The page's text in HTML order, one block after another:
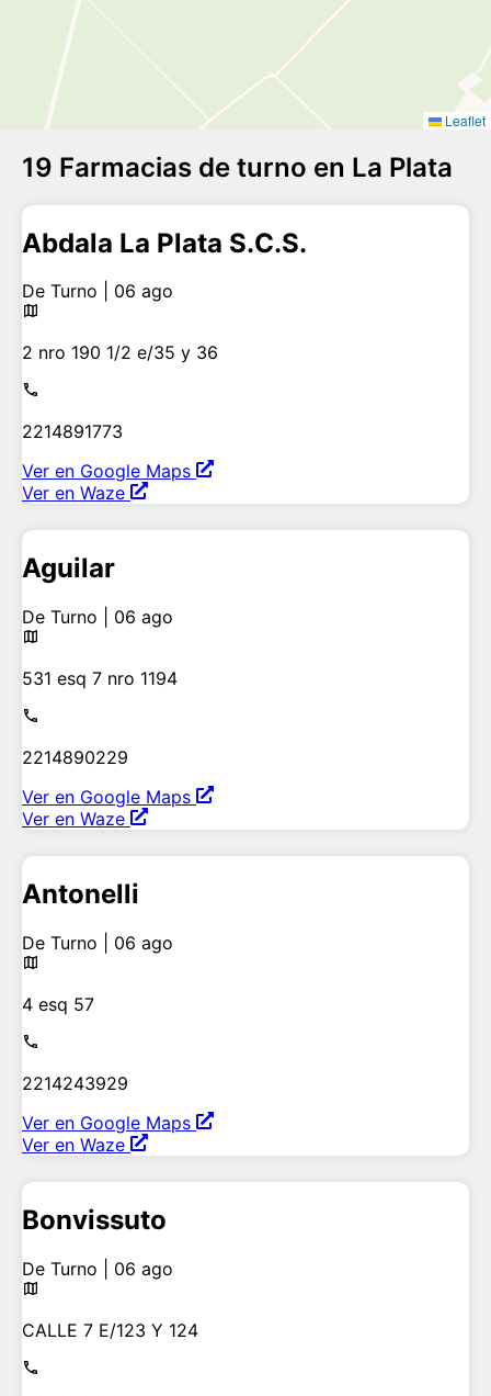
Leaflet
19 Farmacias de turno en La Plata
Abdala La Plata S.C.S.
De Turno | 06 ago
2 nro 190 1/2 e/35 y 36
2214891773
Ver en Google Maps
Ver en Waze
Aguilar
De Turno | 06 ago
531 esq 7 nro 1194
2214890229
Ver en Google Maps
Ver en Waze
Antonelli
De Turno | 06 ago
4 esq 57
2214243929
Ver en Google Maps
Ver en Waze
Bonvissuto
De Turno | 06 ago
CALLE 7 E/123 Y 124